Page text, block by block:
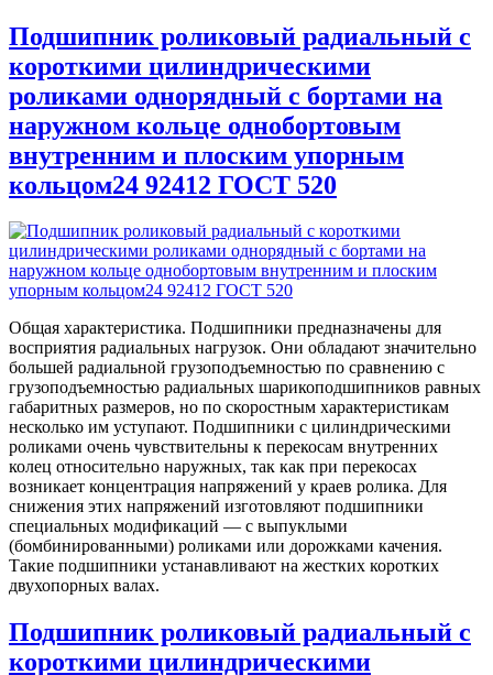
Подшипник роликовый радиальный с
короткими цилиндрическими
роликами однорядный с бортами на
наружном кольце однобортовым
внутренним и плоским упорным
кольцом24 92412 ГОСТ 520
Общая характеристика. Подшипники предназначены для
восприятия радиальных нагрузок. Они обладают значительно
большей радиальной грузоподъемностью по сравнению с
грузоподъемностью радиальных шарикоподшипников равных
габаритных размеров, но по скоростным характеристикам
несколько им уступают. Подшипники с цилиндрическими
роликами очень чувствительны к перекосам внутренних
колец относительно наружных, так как при перекосах
возникает концентрация напряжений у краев ролика. Для
снижения этих напряжений изготовляют подшипники
специальных модификаций — с выпуклыми
(бомбинированными) роликами или дорожками качения.
Такие подшипники устанавливают на жестких коротких
двухопорных валах.
Подшипник роликовый радиальный с
короткими цилиндрическими